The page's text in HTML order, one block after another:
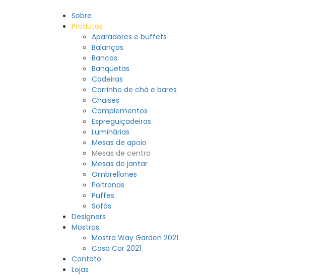
Sobre
Produtos
Aparadores e buffets
Balanços
Bancos
Banquetas
Cadeiras
Carrinho de chá e bares
Chaises
Complementos
Espreguiçadeiras
Luminárias
Mesas de apoio
Mesas de centro
Mesas de jantar
Ombrellones
Poltronas
Puffes
Sofás
Designers
Mostras
Mostra Way Garden 2021
Casa Cor 2021
Contato
Lojas